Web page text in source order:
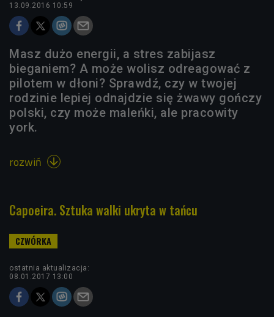
13.09.2016 10:59
Masz dużo energii, a stres zabijasz
bieganiem? A może wolisz odreagować z
pilotem w dłoni? Sprawdź, czy w twojej
rodzinie lepiej odnajdzie się żwawy gończy
polski, czy może maleńki, ale pracowity
york.
rozwiń 
Capoeira. Sztuka walki ukryta w tańcu
ostatnia aktualizacja:
08.01.2017 13:00